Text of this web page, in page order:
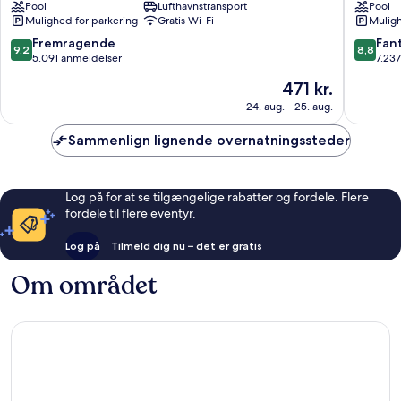
Torika
Pool
Lufthavnstransport
Mulighed for parkering
Gratis Wi-Fi
9.2
ud
5.091
anmeldelser
9,2 Fremragende
5.091 anmeldelser
Prisen
er
471 kr.
24. aug. - 25. aug.
Airport
Torika
Pool
8.8
ud
7.237
8,8
Sammenlign lignende overnatningssteder
Log på for at se tilgængelige rabatter og fordele. Flere
fordele til flere eventyr.
Log på Tilmeld dig nu – det er gratis
Om området